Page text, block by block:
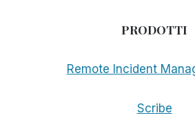
PRODOTTI
Remote Incident
Scribe